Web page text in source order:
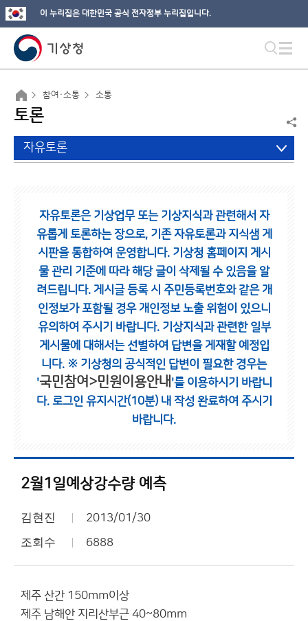
이 누리집은 대한민국 공식 전자정부 누리집입니다.
참여·소통 소통
토론
자유토론
자유토론은 기상업무 또는 기상지식과 관련해서 자
유롭게 토론하는 장으로, 기존 자유토론과 지식샘 게
시판을 통합하여 운영합니다. 기상청 홈페이지 게시
물 관리 기준에 따라 해당 글이 삭제될 수 있음을 알
려드립니다. 게시글 등록 시 주민등록번호와 같은 개
인정보가 포함될 경우 개인정보 노출 위험이 있으니
유의하여 주시기 바랍니다. 기상지식과 관련한 일부
게시물에 대해서는 선별하여 답변을 게재할 예정입
니다. ※ 기상청의 공식적인 답변이 필요한 경우는
'국민참여>민원이용안내 '를 이용하시기 바랍니
다. 로그인 유지시간(10분) 내 작성 완료하여 주시기
바랍니다.
2월1일예상강수량 예측
김현진 2013/01/30
조회수 6888
제주 산간 150mm이상
제주 남해안 지리산부근 40~80mm